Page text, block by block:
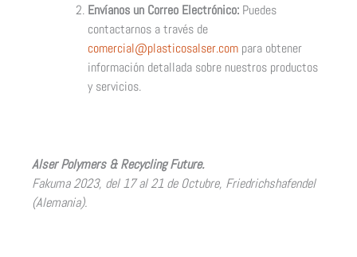
Envíanos un Correo Electrónico:Puedes
contactarnos a través de
comercial@plasticosalser.compara obtener
información detallada sobre nuestros productos
y servicios.
Alser Polymers & Recycling Future.
Fakuma 2023, del 17 al 21 de Octubre, Friedrichshafendel
(Alemania).